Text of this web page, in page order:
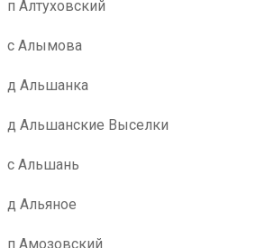
п Алтуховский
с Алымова
д Альшанка
д Альшанские Выселки
с Альшань
д Альяное
п Амозовский